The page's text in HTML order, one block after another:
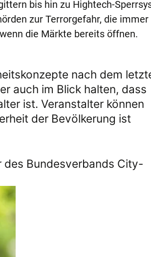
bis hin zu Hightech-
zur Terrorgefahr, die
die Märkte bereits öffnen.
nach dem
auch im Blick halten, dass
ist. Veranstalter können
der Bevölkerung ist
Bundesverbands City-